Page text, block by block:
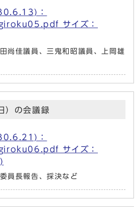
：
サイズ：
尚佳議員、三鬼和昭議員、上岡雄
）の会議録
：
サイズ：
員長報告、採決など